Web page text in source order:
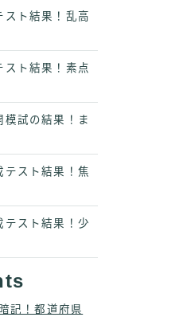
スト結果！乱高
スト結果！素点
模試の結果！ま
テスト結果！焦
テスト結果！少
記！都道府県